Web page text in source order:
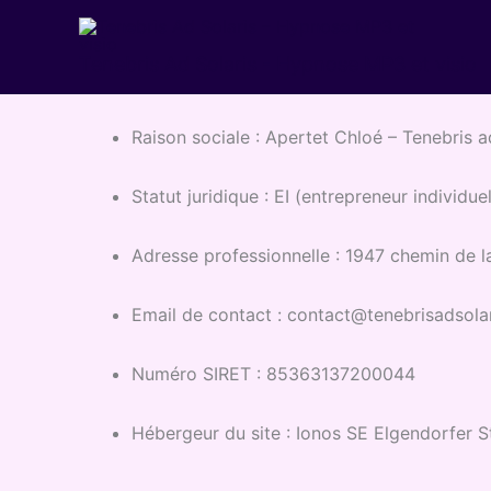
Raison sociale : Apertet Chloé – Tenebris
Statut juridique : EI (entrepreneur
Adresse professionnelle : 1947 chemin de
Email de contact :
Numéro SIRET : 85363137200044
Hébergeur du site : Ionos SE Elgendorfer